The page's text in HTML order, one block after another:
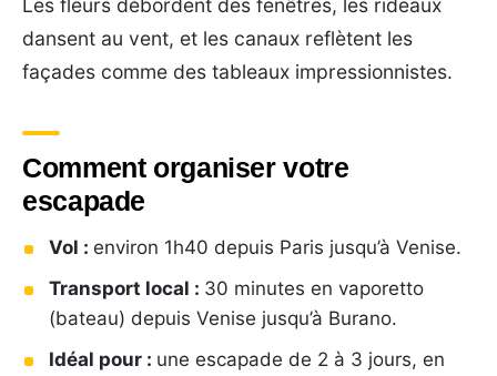
dansent au vent, et les canaux reflètent les
façades comme des tableaux impressionnistes.
Comment organiser votre
escapade
Vol : environ 1h40 depuis Paris jusqu’à Venise.
Transport local : 30 minutes en vaporetto
(bateau) depuis Venise jusqu’à Burano.
Idéal pour : une escapade de 2 à 3 jours, en